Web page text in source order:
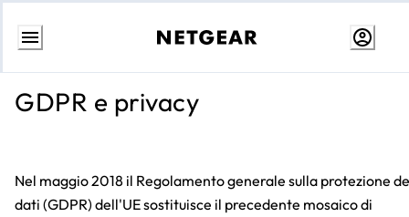
Passa
contenuto
GDPR e privacy
Nel maggio 2018 il Regolamento generale sulla protezione
dati (GDPR) dell'UE sostituisce il precedente mosaico di